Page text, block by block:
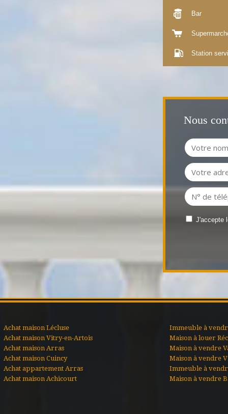
Bar
Station
Nous
J'accepte
Achat maison Lécluse
Achat maison Vitry-en-Artois
Achat maison Arras
Achat maison Cuincy
Achat appartement Arras
Achat maison Achicourt
Immeuble à
Maison à louer
Maison à vendre
Maison à vendre
Immeuble à
Maison à vendre